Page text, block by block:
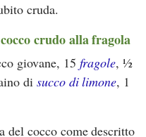
cruda.
crudo alla fragola
giovane, 15 fragole, 1⁄2
di succo di limone, 1
del cocco come descritto